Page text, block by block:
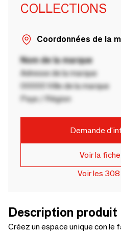
COLLECTIONS
Coordonnées de la
Nom de la marque
Adresse de la marque
00000 Ville de la marque
Pays / Région
Demande
Voir la
Voir les
Description produit
Créez un espace unique con le